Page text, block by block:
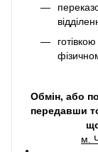
Обмін, або
передавши
м.